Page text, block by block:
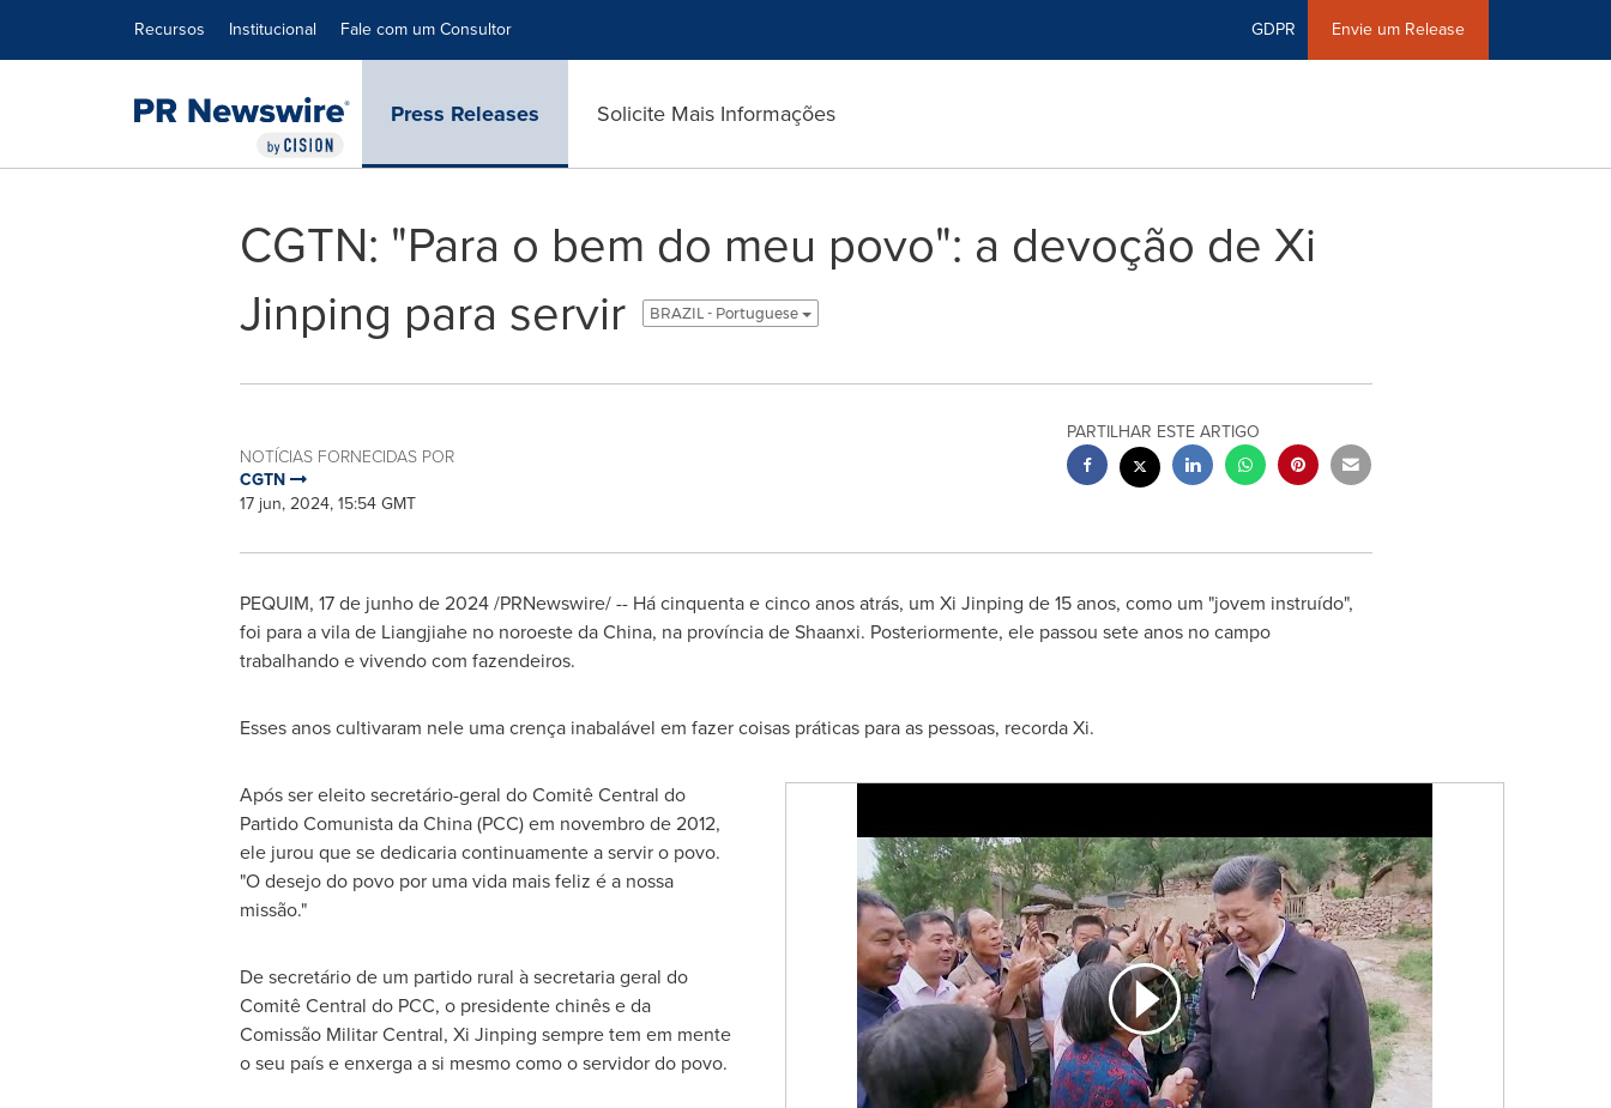
Recursos Institucional Fale com um Consultor GDPR Envie um Release
Press Releases Solicite Mais Informações
CGTN: "Para o bem do meu povo": a devoção de Xi
Jinping para servir
BRAZIL - Portuguese
NOTÍCIAS FORNECIDAS POR
CGTN
17 jun, 2024, 15:54 GMT
PARTILHAR ESTE ARTIGO
PEQUIM, 17 de junho de 2024/PRNewswire/ -- Há cinquenta e cinco anos atrás, um Xi Jinping de15 anos, como um "jovem instruído",
foi para a vila de Liangjiahe no noroeste daChina, na província deShaanxi. Posteriormente, ele passou sete anos no campo
trabalhando e vivendo com fazendeiros.
Esses anos cultivaram nele uma crença inabalável em fazer coisas práticas para as pessoas, recorda Xi.
Após ser eleito secretário-geral do Comitê Central do
Partido Comunista daChina(PCC) em novembro de 2012,
ele jurou que se dedicaria continuamente a servir o povo.
"O desejo do povo por uma vida mais feliz é a nossa
missão."
De secretário de um partido rural à secretaria geral do
Comitê Central do PCC, o presidente chinês e da
Comissão Militar Central, Xi Jinping sempre tem em mente
o seu país e enxerga a si mesmo como o servidor do povo.